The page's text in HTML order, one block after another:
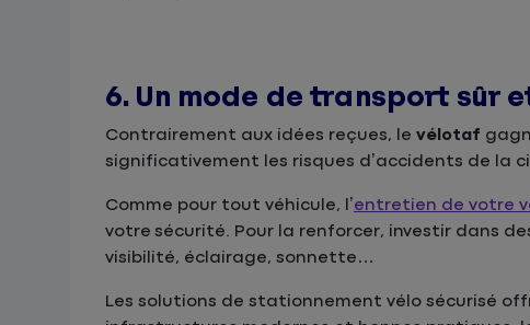
6. Un mode de transport sûr
Contrairement aux idées reçues, le vélotaf
significativement les risques d’accidents de la
Comme pour tout véhicule, l’entretien de votre
votre sécurité. Pour la renforcer, investir dans
visibilité, éclairage, sonnette…
Les solutions de stationnement vélo sécurisé